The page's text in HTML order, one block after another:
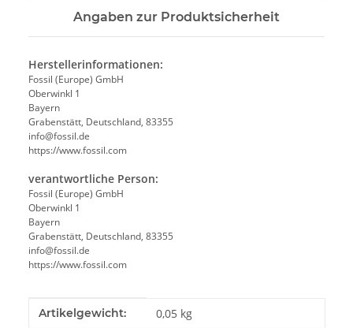
Angaben zur Produktsicherheit
Herstellerinformationen:
Fossil (Europe) GmbH
Oberwinkl 1
Bayern
Grabenstätt, Deutschland, 83355
info@fossil.de
https://www.fossil.com
verantwortliche Person:
Fossil (Europe) GmbH
Oberwinkl 1
Bayern
Grabenstätt, Deutschland, 83355
info@fossil.de
https://www.fossil.com
Produkteigenschaft
Wert
Artikelgewicht: 0,05 kg